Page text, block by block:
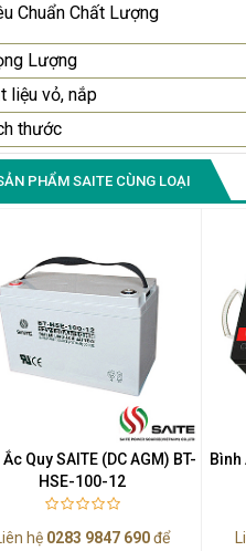
Chuẩn Chất Lượng
Lượng
liệu vỏ, nắp
thước
PHẨM SAITE CÙNG LOẠI
Quy SAITE (DC AGM) BT-
HSE-100-12
Liên hệ 0283 9847 690để
Bình